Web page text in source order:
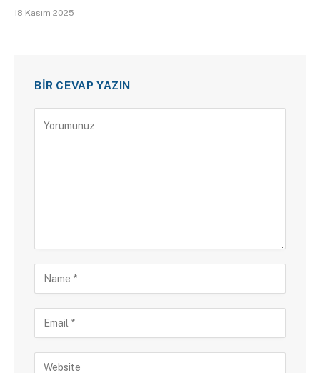
18 Kasım 2025
BIR CEVAP YAZIN